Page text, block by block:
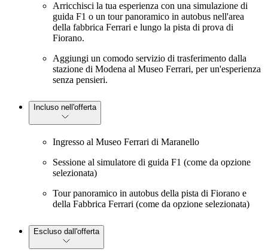
Arricchisci la tua esperienza con una simulazione di
guida F1 o un tour panoramico in autobus nell'area
della fabbrica Ferrari e lungo la pista di prova di
Fiorano.
Aggiungi un comodo servizio di trasferimento dalla
stazione di Modena al Museo Ferrari, per un'esperienza
senza pensieri.
Incluso nell'offerta
Ingresso al Museo Ferrari di Maranello
Sessione al simulatore di guida F1 (come da opzione
selezionata)
Tour panoramico in autobus della pista di Fiorano e
della Fabbrica Ferrari (come da opzione selezionata)
Escluso dall'offerta